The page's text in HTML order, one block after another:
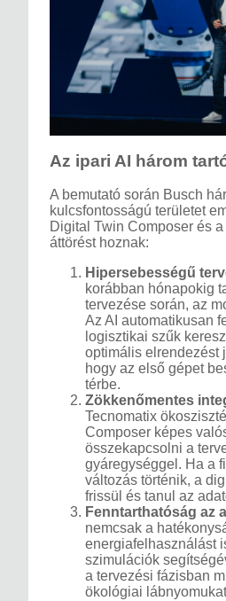
Az ipari AI három
A bemutató során Busch
kulcsfontosságú területet
Digital Twin Composer és
áttörést hoznak:
Hipersebességű
korábban hónapokig
tervezése során, az
Az AI automatikusan
logisztikai szűk
optimális elrendezést
hogy az első gépet
térbe.
Zökkenőmentes
Tecnomatix
Composer képes
összekapcsolni a
gyáregységgel. Ha a
változás történik, a
frissül és tanul az
Fenntarthatóság az
nemcsak a
energiafelhasználást
szimulációk
a tervezési fázisban
ökológiai